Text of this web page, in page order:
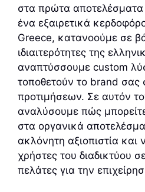
στα πρώτα αποτελέσματα
ένα εξαιρετικά
Greece, κατανοούμε σε
ιδιαιτερότητες της
αναπτύσσουμε custom
τοποθετούν το brand
προτιμήσεων. Σε αυτόν
αναλύσουμε πώς
στα οργανικά
ακλόνητη αξιοπιστία και
χρήστες του διαδικτύου
πελάτες για την